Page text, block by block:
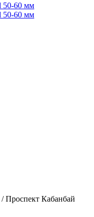
50-60 мм
50-60 мм
Проспект Кабанбай